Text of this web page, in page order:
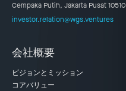
Cempaka Putih, Jakarta Pusat 10510
investor.relation@wgs.ventures
会社概要
ビジョンとミッション
コアバリュー